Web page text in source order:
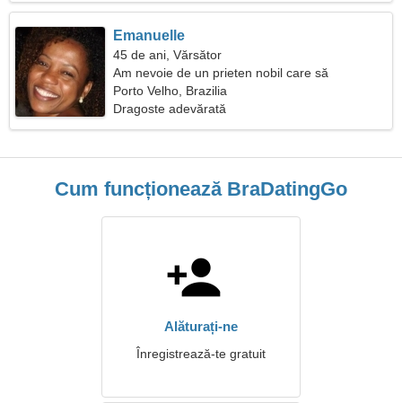
Emanuelle
45 de ani, Vărsător
Am nevoie de un prieten nobil care să
călătorească împreună
Porto Velho, Brazilia
Dragoste adevărată
Cum funcționează BraDatingGo
Alăturați-ne
Înregistrează-te gratuit